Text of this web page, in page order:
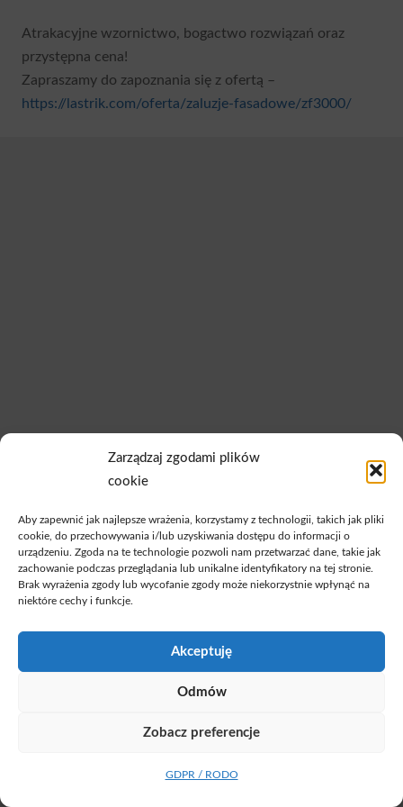
Zarządzaj zgodami plików
cookie
Aby zapewnić jak najlepsze wrażenia, korzystamy z technologii, takich jak pliki
cookie, do przechowywania i/lub uzyskiwania dostępu do informacji o
urządzeniu. Zgoda na te technologie pozwoli nam przetwarzać dane, takie jak
zachowanie podczas przeglądania lub unikalne identyfikatory na tej stronie.
Brak wyrażenia zgody lub wycofanie zgody może niekorzystnie wpłynąć na
niektóre cechy i funkcje.
Akceptuję
Odmów
Zobacz preferencje
GDPR / RODO
Atrakacyjne wzornictwo, bogactwo rozwiązań oraz
przystępna cena!
Zapraszamy do zapoznania się z ofertą –
https://lastrik.com/oferta/zaluzje-fasadowe/zf3000/